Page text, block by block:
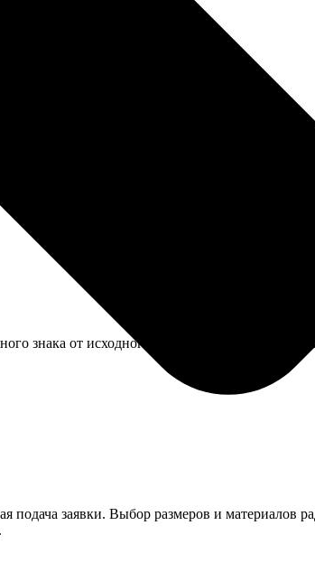
для петельки хлипковатое, боимся,
знака от исходного файла. Перепечатывать
подача заявки. Выбор размеров и материалов